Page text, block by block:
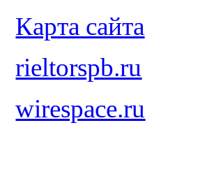
Карта сайта
rieltorspb.ru
wirespace.ru